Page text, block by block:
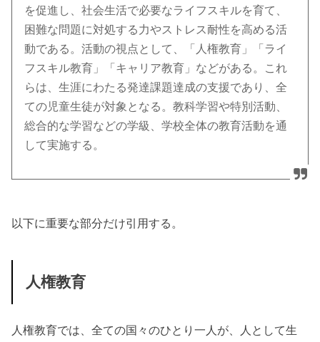
を促進し、社会生活で必要なライフスキルを育て、
困難な問題に対処する力やストレス耐性を高める活
動である。活動の視点として、「人権教育」「ライ
フスキル教育」「キャリア教育」などがある。これ
らは、生涯にわたる発達課題達成の支援であり、全
ての児童生徒が対象となる。教科学習や特別活動、
総合的な学習などの学級、学校全体の教育活動を通
して実施する。
以下に重要な部分だけ引用する。
人権教育
人権教育では、全ての国々のひとり一人が、人として生